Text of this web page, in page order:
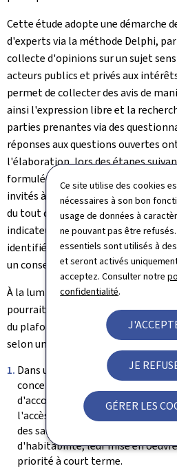
Ce site utilise des cookies
nécessaires à son bon
usage de données à
ne pouvant pas être
essentiels sont utilisés à
et seront activés
acceptez. Consulter notre
confidentialité.
JE
GÉRER LES
Cette étude adopte une démarche
d'experts via la méthode Delphi,
collecte d'opinions sur un sujet
acteurs publics et privés aux
permet de collecter des avis de
ainsi l'expression libre et la
parties prenantes via des
réponses aux questions ouvertes
l'élaboration, lors des étapes
formulées sous forme de 81
invités à évaluer chaque affirmation
du tout d'accord) à 7 (tout à fait
indicateurs statistiques, quatre
identifiés. Pour 60 % des
un consensus fort ou modéré.
À la lumière des résultats de cette
pourrait être envisagé de
du plafonnement des loyers
selon une approche en trois étapes:
Dans un premier temps, compte
concernant les mesures
d'accompagner la réforme,
l'accès à l'information, le
des sanctions en cas de non-
d'habitabilité, leur mise en
priorité à court terme.